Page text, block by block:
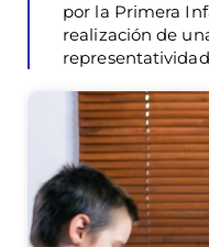
por la Primera
realización de